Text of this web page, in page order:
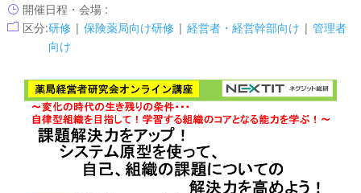
} 開催日程・会場 :
m 区分:研修| 保険薬局向け研修| 経営者・経営幹部向け | 管理者
向け